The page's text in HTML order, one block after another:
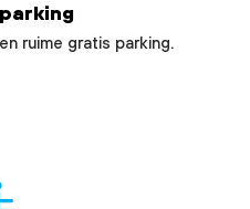
ruime gratis parking.